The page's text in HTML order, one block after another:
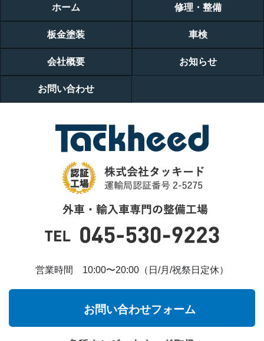
営業時間 10:00〜20:00（日/月/祝祭日定休）
お問い合わせフォーム
ホーム 修理・整備
板金塗装 車検
会社概要 お知らせ
お問い合わせ